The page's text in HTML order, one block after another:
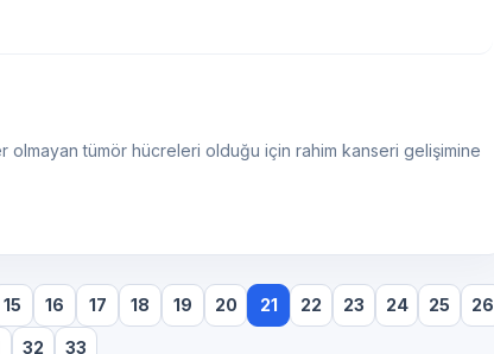
tümör hücreleri olduğu için rahim kanseri gelişimine
15 16 17 18 19 20 21 22 23 24 25 26
32 33